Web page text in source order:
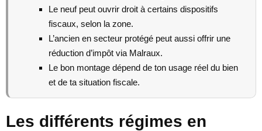
Le neuf peut ouvrir droit à certains dispositifs
fiscaux, selon la zone.
L’ancien en secteur protégé peut aussi offrir une
réduction d’impôt via Malraux.
Le bon montage dépend de ton usage réel du bien
et de ta situation fiscale.
Les différents régimes en